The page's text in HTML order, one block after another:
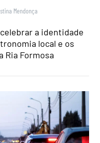
Mendonça
a identidade
local e os
Ria Formosa